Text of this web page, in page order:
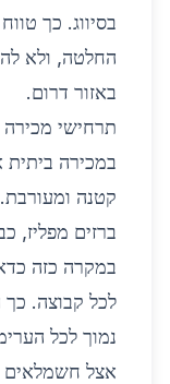
החלטה, ולא
באזור דרום.
תרחישי מכירה
במכירה
קטנה
ברזים מפליז,
במקרה כזה
לכל קבוצה.
נמוך לכל
אצל חשמלאים